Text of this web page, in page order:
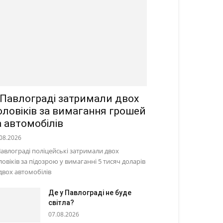
затримали двох
за вимагання грошей
автомобілів
поліцейські затримали двох
за підозрою у вимаганні 5 тисяч доларів
автомобілів
Де у Павлограді не буде
світла?
07.08.2026